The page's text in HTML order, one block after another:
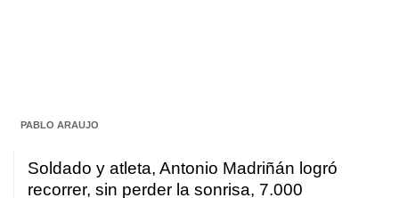
PABLO ARAUJO
Soldado y atleta, Antonio Madriñán logró
recorrer, sin perder la sonrisa, 7.000